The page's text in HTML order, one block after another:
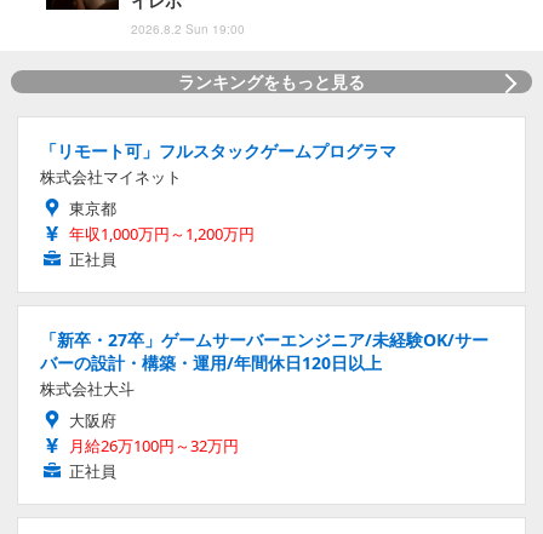
2026.8.2 Sun 19:00
ランキングをもっと見る
「リモート可」フルスタックゲームプログラマ
株式会社マイネット
東京都
年収1,000万円～1,200万円
正社員
「新卒・27卒」ゲームサーバーエンジニア/未経験OK/サー
バーの設計・構築・運用/年間休日120日以上
株式会社大斗
大阪府
月給26万100円～32万円
正社員